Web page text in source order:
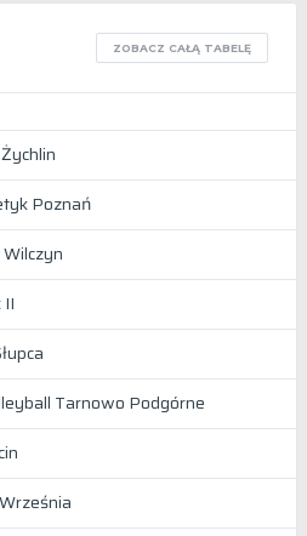
ZOBACZ CAŁĄ TABELĘ
Poznań
Tarnowo Podgórne